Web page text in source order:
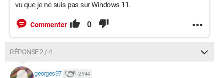
vu que je ne suis pas sur Windows 11.
Commenter 0
RÉPONSE 2 / 4
georges97 2 944